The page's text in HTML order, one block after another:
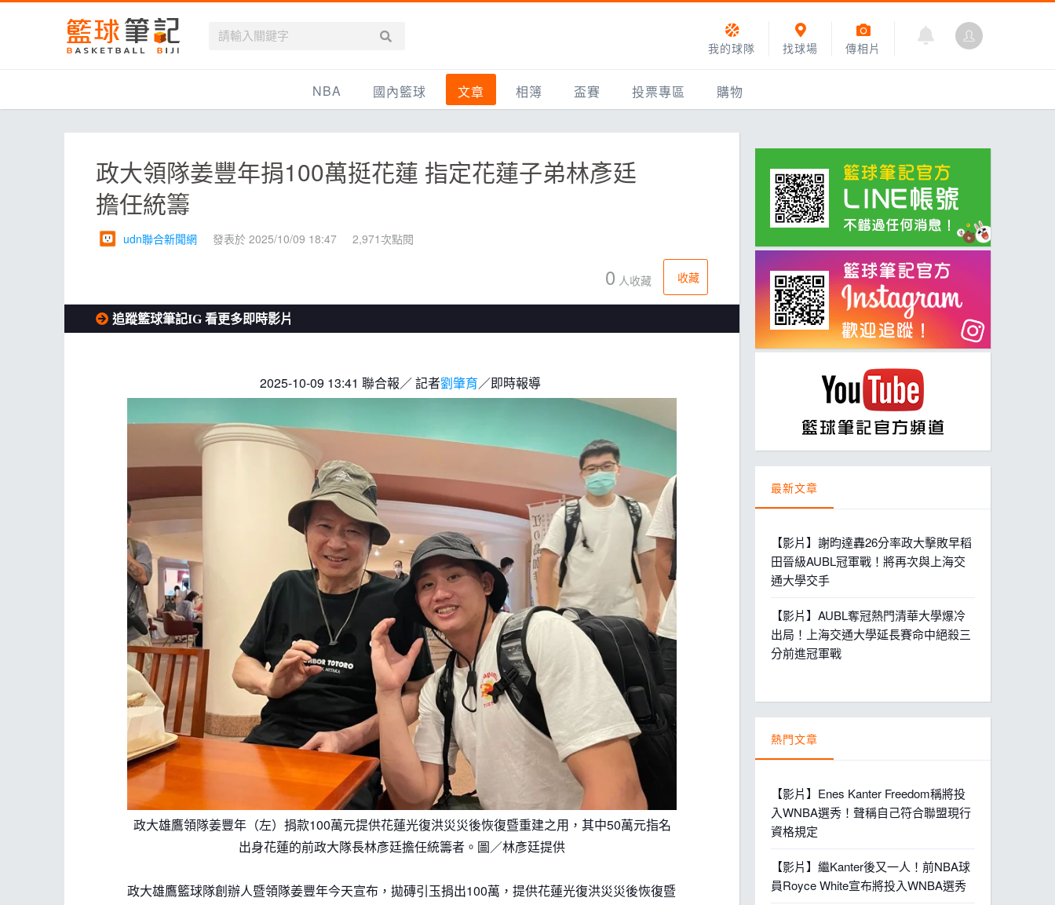
傳相片
找球場
我的球隊
NBA
最新資訊
新聞報導
戰績排名
國內籃球
新聞報導
台灣職籃
HBL
文章
全部
新聞報導
主打專題
相簿
精選相簿
網友相簿
盃賽
IMBC躍動籃球聯盟
DLIVE週末籃球聯賽
Ding Yu頂煜籃球聯盟
TYGS籃球聯盟
ELITE週日籃球聯盟
三重女子籃球聯盟
TBSL高中乙組小聯盟
淡水豆花聯盟
EMPOWER引爆運動訓練
ELITE週六籃球聯盟
屏東國民聯盟
BTC籃球聯盟
ELITE週日籃球聯盟-中壢場
投票專區 購物
政大領隊姜豐年捐100萬挺花蓮 指定花蓮子弟林彥廷
擔任統籌
udn聯合新聞網 發表於 2025/10/09 18:47 2,971次點閱
0 人收藏 收藏
追蹤籃球筆記IG 看更多即時影片
2025-10-09 13:41 聯合報／ 記者劉肇育／即時報導
政大雄鷹領隊姜豐年（左）捐款100萬元提供花蓮光復洪災災後恢復暨重建之用，其中50萬元指名
出身花蓮的前政大隊長林彥廷擔任統籌者。圖／林彥廷提供
政大雄鷹籃球隊創辦人暨領隊姜豐年今天宣布，拋磚引玉捐出100萬，提供花蓮光復洪災災後恢復暨
最新文章
【影片】謝昀達轟26分率政大擊敗早稻
田晉級AUBL冠軍戰！將再次與上海交
通大學交手
【影片】AUBL奪冠熱門清華大學爆冷
出局！上海交通大學延長賽命中絕殺三
分前進冠軍戰
熱門文章
【影片】Enes Kanter Freedom稱將投
入WNBA選秀！聲稱自己符合聯盟現行
資格規定
【影片】繼Kanter後又一人！前NBA球
員Royce White宣布將投入WNBA選秀